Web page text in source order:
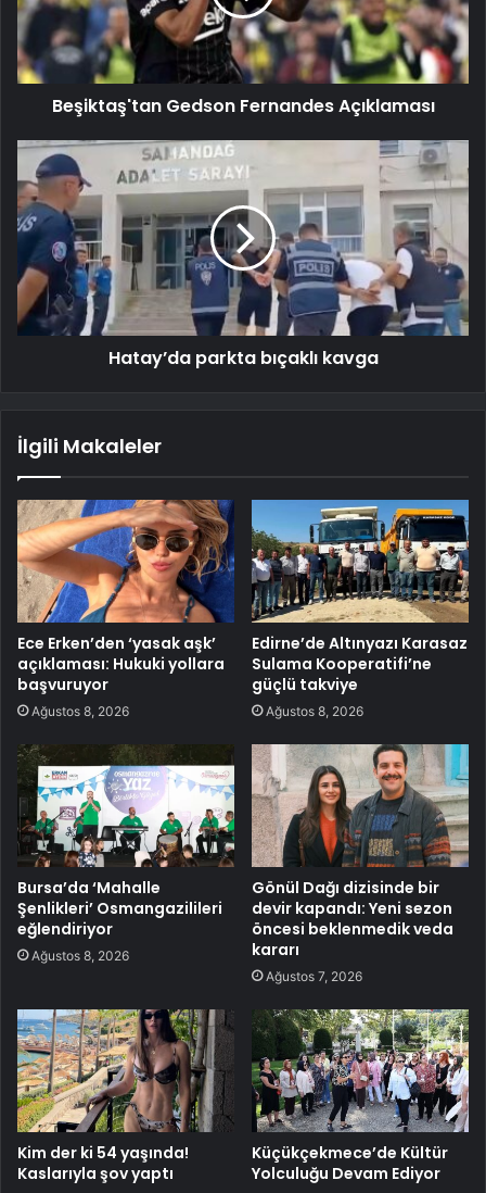
Beşiktaş'tan Gedson Fernandes Açıklaması
Hatay’da parkta bıçaklı kavga
İlgili Makaleler
Ece Erken’den ‘yasak aşk’
açıklaması: Hukuki yollara
başvuruyor
Ağustos 8, 2026
Edirne’de Altınyazı Karasaz
Sulama Kooperatifi’ne
güçlü takviye
Ağustos 8, 2026
Bursa’da ‘Mahalle
Şenlikleri’ Osmangazilileri
eğlendiriyor
Ağustos 8, 2026
Gönül Dağı dizisinde bir
devir kapandı: Yeni sezon
öncesi beklenmedik veda
kararı
Ağustos 7, 2026
Kim der ki 54 yaşında!
Kaslarıyla şov yaptı
Küçükçekmece’de Kültür
Yolculuğu Devam Ediyor